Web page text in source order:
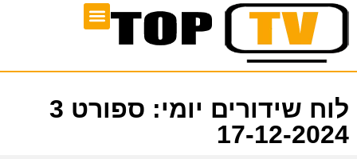
לוח שידורים יומי: ספורט 3
17-12-2024